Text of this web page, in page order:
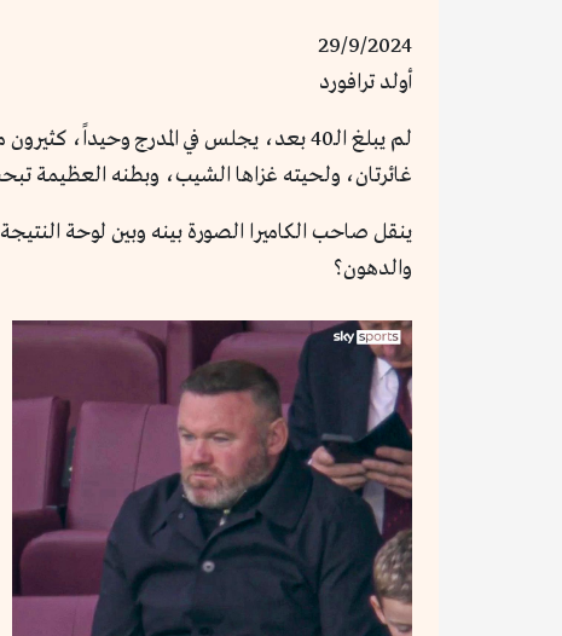
29/9/2024
أولد ترافورد
لم يبلغ الـ40 بعد، يجلس في المدرج
غائرتان، ولحيته غزاها الشيب، وبطنه العظيمة
ينقل صاحب الكاميرا الصورة بينه وبين لوحة
والدهون؟